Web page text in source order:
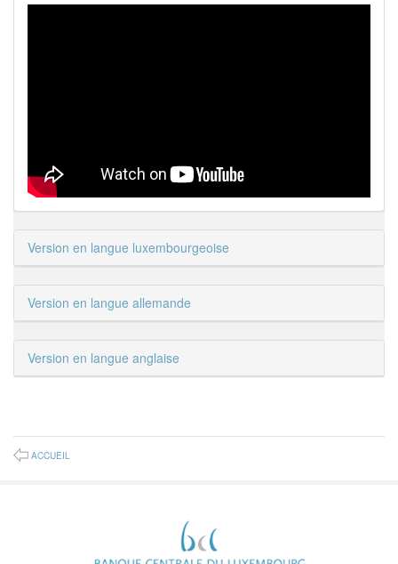
Version en langue luxembourgeoise
Version en langue allemande
Version en langue anglaise
ACCUEIL